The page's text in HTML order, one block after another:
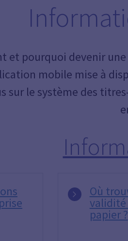
et pourquoi devenir
mobile mise à
sur le système des
Où
validité
papier ?